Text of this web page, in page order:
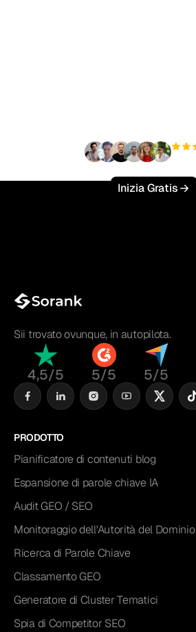
Inizia Gratis
Sii trovato ovunque, in autopilota.
4,5/5 5/5 5/5
PRODOTTO
Pianificatore di contenuti blog
Espansione di parole chiave IA
Audit GEO / SEO
Monitoraggio dell'Autorità del Dominio
Ricerca di Parole Chiave
Classamento GEO
Generatore di Cluster Tematici
Spia di Competitor SEO